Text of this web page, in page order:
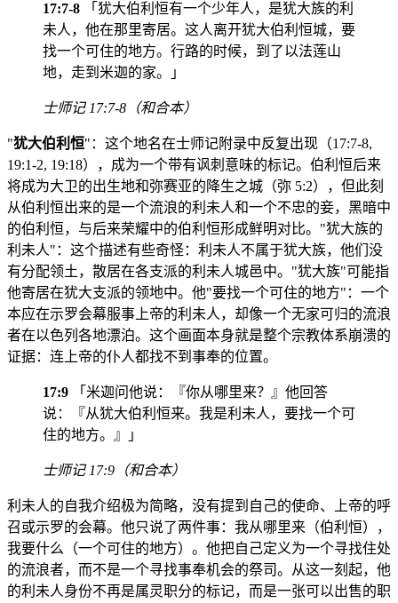
17:7-8 「犹大伯利恒有一个少年人，是犹大族的利
未人，他在那里寄居。这人离开犹大伯利恒城，要
找一个可住的地方。行路的时候，到了以法莲山
地，走到米迦的家。」
士师记 17:7-8（和合本）
"犹大伯利恒"：这个地名在士师记附录中反复出现（17:7-8,
19:1-2, 19:18），成为一个带有讽刺意味的标记。伯利恒后来
将成为大卫的出生地和弥赛亚的降生之城（弥 5:2），但此刻
从伯利恒出来的是一个流浪的利未人和一个不忠的妾，黑暗中
的伯利恒，与后来荣耀中的伯利恒形成鲜明对比。"犹大族的
利未人"：这个描述有些奇怪：利未人不属于犹大族，他们没
有分配领土，散居在各支派的利未人城邑中。"犹大族"可能指
他寄居在犹大支派的领地中。他"要找一个可住的地方"：一个
本应在示罗会幕服事上帝的利未人，却像一个无家可归的流浪
者在以色列各地漂泊。这个画面本身就是整个宗教体系崩溃的
证据：连上帝的仆人都找不到事奉的位置。
17:9 「米迦问他说：『你从哪里来？』他回答
说：『从犹大伯利恒来。我是利未人，要找一个可
住的地方。』」
士师记 17:9（和合本）
利未人的自我介绍极为简略，没有提到自己的使命、上帝的呼
召或示罗的会幕。他只说了两件事：我从哪里来（伯利恒），
我要什么（一个可住的地方）。他把自己定义为一个寻找住处
的流浪者，而不是一个寻找事奉机会的祭司。从这一刻起，他
的利未人身份不再是属灵职分的标记，而是一张可以出售的职